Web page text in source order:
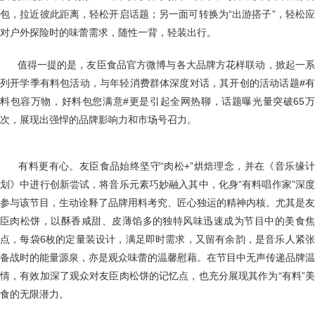
包，拉近彼此距离，轻松开启话题；另一面可转换为“出游搭子”，轻松应
对户外探险时的味蕾需求，随性一背，轻装出行。
值得一提的是，友臣食品官方微博与各大品牌方花样联动，掀起一系
列开学季有料包活动，与年轻消费群体深度对话，其开创的活动话题#有
料包容万物，好料包您满意#更是引起全网热聊，话题曝光量突破65万
次，展现出强悍的品牌影响力和市场号召力。
有料更有心。友臣食品始终坚守“肉松+”烘焙理念，并在《音乐缘计
划》中进行创新尝试，将音乐元素巧妙融入其中，化身“有料唱作家”深度
参与该节目，生动诠释了品牌用料考究、匠心独运的精神内核。尤其是友
臣肉松饼，以酥香咸甜、皮薄馅多的独特风味迅速成为节目中的美食焦
点，每袋6枚的定量装设计，满足即时需求，又留有余韵，是音乐人紧张
备战时的能量源泉，亦是观众味蕾的温馨慰藉。在节目中无声传递品牌温
情，有效加深了观众对友臣肉松饼的记忆点，也充分展现其作为“有料”美
食的无限潜力。